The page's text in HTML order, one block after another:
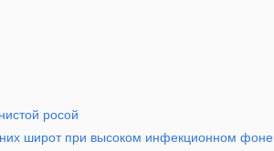
росой
широт при высоком инфекционном фоне